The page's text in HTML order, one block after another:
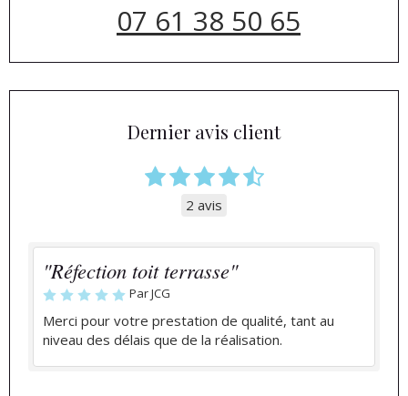
07 61 38 50 65
Dernier avis client
2 avis
"Réfection toit terrasse"
Par JCG
Merci pour votre prestation de qualité, tant au
niveau des délais que de la réalisation.